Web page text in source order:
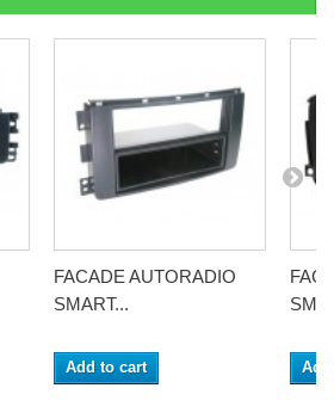
FACADE AUTORADIO
SMART...
Add to cart